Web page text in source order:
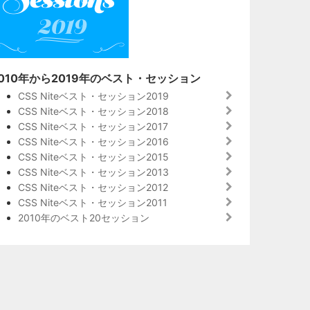
年から2019年のベスト・セッション
CSS Niteベスト・セッション2019
CSS Niteベスト・セッション2018
CSS Niteベスト・セッション2017
CSS Niteベスト・セッション2016
CSS Niteベスト・セッション2015
CSS Niteベスト・セッション2013
CSS Niteベスト・セッション2012
CSS Niteベスト・セッション2011
2010年のベスト20セッション